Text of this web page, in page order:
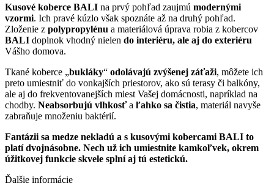
Kusové koberce BALI na prvý pohľad zaujmú modernými
vzormi. Ich pravé kúzlo však spoznáte až na druhý pohľad.
Zloženie z polypropylénu a materiálová úprava robia z kobercov
BALI doplnok vhodný nielen do interiéru, ale aj do exteriéru
Vášho domova.
Tkané koberce „bukláky“ odolávajú zvýšenej záťaži, môžete ich
preto umiestniť do vonkajších priestorov, ako sú terasy či balkóny,
ale aj do frekventovanejších miest Vašej domácnosti, napríklad na
chodby. Neabsorbujú vlhkosťa ľahko sa čistia, materiál navyše
zabraňuje množeniu baktérií.
Fantázii sa medze nekladú a s kusovými kobercami BALI to
platí dvojnásobne. Nech už ich umiestnite kamkoľvek, okrem
úžitkovej funkcie skvele splní aj tú estetickú.
Ďalšie informácie